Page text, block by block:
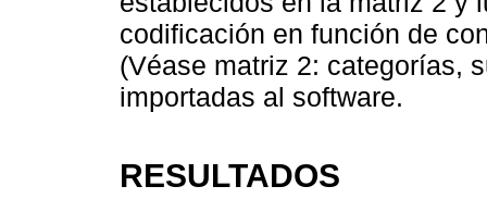
codificación en función de
(Véase matriz 2: categorías,
importadas al software.
RESULTADOS